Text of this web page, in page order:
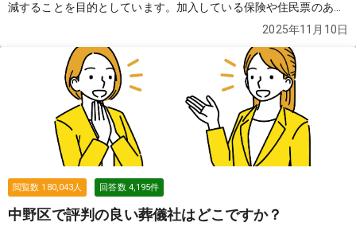
減することを目的としています。加入している保険や住民票のある
自治体によって、もらえる金額や必要な申請書類などが異なります
2025年11月10日
閲覧数 180,043人 回答数 4,195件
中野区で評判の良い葬儀社はどこですか？